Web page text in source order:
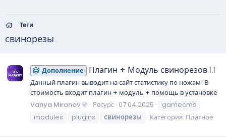
Теги
свинорезы
Дополнение Плагин + Модуль свинорезов1.1
Данный плагин выводит на сайт статистику по ножам! В
стоимость входит плагин + модуль + помощь в установке
Vanya Mironov
Ресурс 07.04.2025
gamecms
modules
plugins свинорезы Категория: Платное